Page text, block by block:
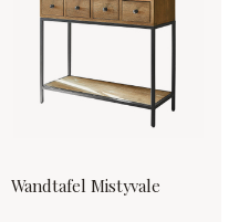
Wandtafel Mistyvale